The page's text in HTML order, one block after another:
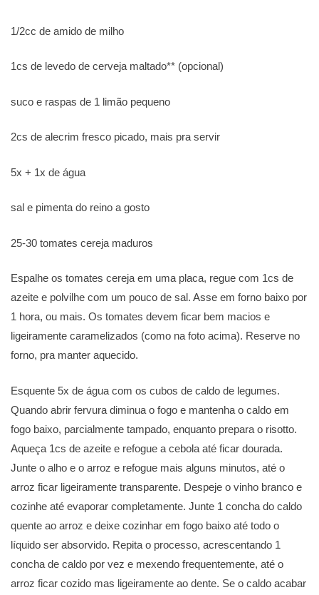
1/2cc de amido de milho
1cs de levedo de cerveja maltado** (opcional)
suco e raspas de 1 limão pequeno
2cs de alecrim fresco picado, mais pra servir
5x + 1x de água
sal e pimenta do reino a gosto
25-30 tomates cereja maduros
Espalhe os tomates cereja em uma placa, regue com 1cs de
azeite e polvilhe com um pouco de sal. Asse em forno baixo por
1 hora, ou mais. Os tomates devem ficar bem macios e
ligeiramente caramelizados (como na foto acima). Reserve no
forno, pra manter aquecido.
Esquente 5x de água com os cubos de caldo de legumes.
Quando abrir fervura diminua o fogo e mantenha o caldo em
fogo baixo, parcialmente tampado, enquanto prepara o risotto.
Aqueça 1cs de azeite e refogue a cebola até ficar dourada.
Junte o alho e o arroz e refogue mais alguns minutos, até o
arroz ficar ligeiramente transparente. Despeje o vinho branco e
cozinhe até evaporar completamente. Junte 1 concha do caldo
quente ao arroz e deixe cozinhar em fogo baixo até todo o
líquido ser absorvido. Repita o processo, acrescentando 1
concha de caldo por vez e mexendo frequentemente, até o
arroz ficar cozido mas ligeiramente ao dente. Se o caldo acabar